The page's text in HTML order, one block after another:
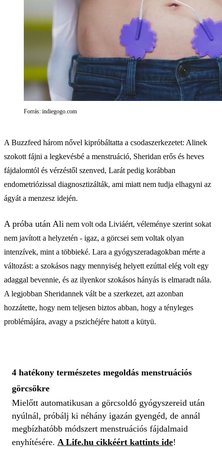
Forrás: indiegogo.com
A Buzzfeed három nővel kipróbáltatta a csodaszerkezetet: Alinek
szokott fájni a legkevésbé a menstruáció, Sheridan erős és heves
fájdalomtól és vérzéstől szenved, Larát pedig korábban
endometriózissal diagnosztizálták, ami miatt nem tudja elhagyni az
ágyát a menzesz idején.
A próba után Ali nem volt oda Liviáért, véleménye szerint sokat
nem javított a helyzetén - igaz, a görcsei sem voltak olyan
intenzívek, mint a többieké. Lara a gyógyszeradagokban mérte a
változást: a szokásos nagy mennyiség helyett ezúttal elég volt egy
adaggal bevennie, és az ilyenkor szokásos hányás is elmaradt nála.
A legjobban Sheridannek vált be a szerkezet, azt azonban
hozzátette, hogy nem teljesen biztos abban, hogy a tényleges
problémájára, avagy a pszichéjére hatott a kütyü.
4 hatékony természetes megoldás menstruációs
görcsökre
Mielőtt automatikusan a görcsoldó gyógyszereid után
nyúlnál, próbálj ki néhány igazán gyengéd, de annál
megbízhatóbb módszert menstruációs fájdalmaid
enyhítésére. A Life.hu cikkéért kattints ide!